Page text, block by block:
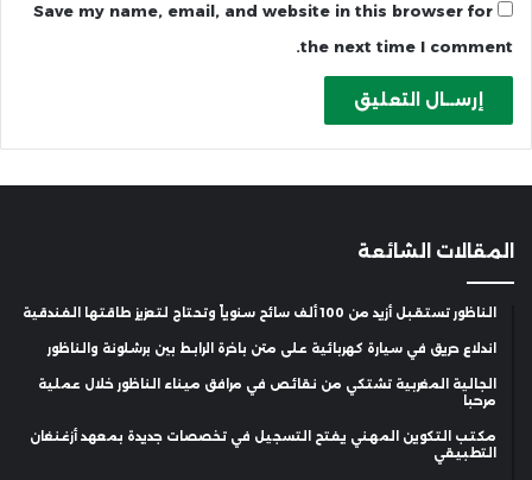
Save my name, email, and website in this browser for
the next time I comment.
المقالات الشائعة
الناظور تستقبل أزيد من 100 ألف سائح سنوياً وتحتاج لتعزيز طاقتها الفندقية
اندلاع حريق في سيارة كهربائية على متن باخرة الرابط بين برشلونة والناظور
الجالية المغربية تشتكي من نقائص في مرافق ميناء الناظور خلال عملية
مرحبا
مكتب التكوين المهني يفتح التسجيل في تخصصات جديدة بمعهد أزغنغان
التطبيقي